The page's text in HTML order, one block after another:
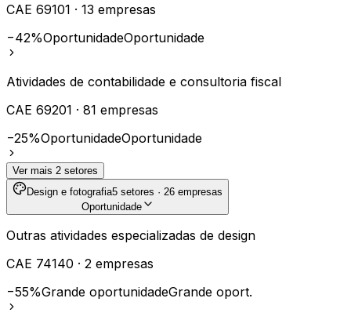
CAE 69101 · 13 empresas
−42%OportunidadeOportunidade
Atividades de contabilidade e consultoria fiscal
CAE 69201 · 81 empresas
−25%OportunidadeOportunidade
Ver mais 2 setores
Design e fotografia5 setores · 26 empresas
Oportunidade
Outras atividades especializadas de design
CAE 74140 · 2 empresas
−55%Grande oportunidadeGrande oport.